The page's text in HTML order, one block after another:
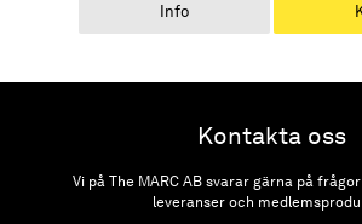
Info
Kontakta oss
Vi på The MARC AB svarar gärna på
leveranser och